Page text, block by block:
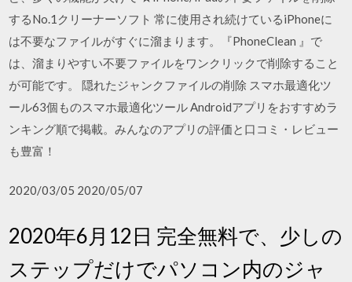
するNo.1クリーナーソフト 常に使用され続けているiPhoneに
は不要なファイルがすぐに溜まります。『PhoneClean 』で
は、溜まりやすい不要ファイルをワンクリックで削除すること
が可能です。 隠れたジャンクファイルの削除 スマホ最適化ツ
ール63個ものスマホ最適化ツール Androidアプリをおすすめラ
ンキング順で掲載。みんなのアプリの評価と口コミ・レビュー
も豊富！
2020/03/05 2020/05/07
2020年6月12日 完全無料で、少しの
ステップだけでパソコン内のジャ